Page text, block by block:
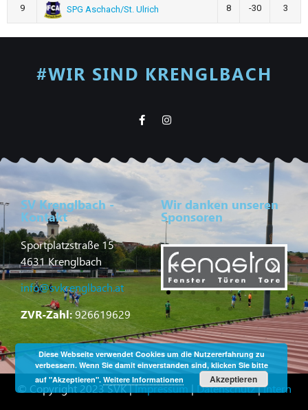
9 SPG Aschach/St. Ulrich 8 -30 3
#WIR SIND KRENGLBACH
SV Krenglbach -
Kontakt
Sportplatzstraße 15
4631 Krenglbach
info@svkrenglbach.at
ZVR-Zahl:926619629
Wir danken unseren
Sponsoren
© Copyright 2023 SVK |Impressum | Datenschutz|Intern
Diese Webseite verwendet Cookies um die Nutzererfahrung zu
verbessern. Wenn Sie damit einverstanden sind, klicken Sie bitte
auf "Akzeptieren". Weitere Informationen Akzeptieren